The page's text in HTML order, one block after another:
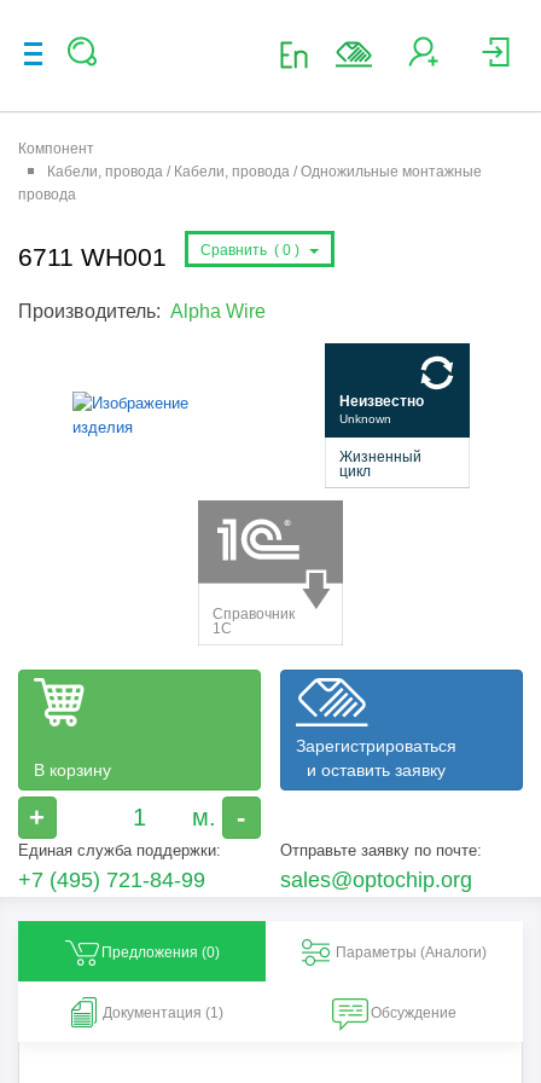
Компонент
Кабели, провода / Кабели, провода / Одножильные монтажные
провода
6711 WH001 Сравнить ( 0 )
Производитель: Alpha Wire
В корзину
+ -
Зарегистрироваться
и оставить заявку
Единая служба поддержки:
+7 (495) 721-84-99
Отправьте заявку по почте:
sales@optochip.org
Предложения (0) Параметры (Aналоги)
Документация (1) Обсуждение